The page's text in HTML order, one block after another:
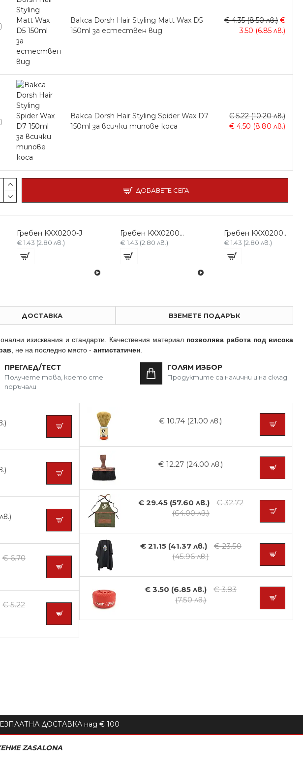
Вакса Dorsh Hair Styling Matt Wax D5
150ml за естествен вид
€ 4.35 (8.50 лв.) €
3.50 (6.85 лв.)
Вакса Dorsh Hair Styling Spider Wax D7
150ml за всички типове коса
€ 5.22 (10.20 лв.)
€ 4.50 (8.80 лв.)
ДОБАВЕТЕ СЕГА
Гребен KXX0200-J
€ 1.43 (2.80 лв.)
Гребен KXX0200-L
€ 1.43 (2.80 лв.)
Гребен KXX0200-Z
€ 1.43 (2.80 лв.)
ДОСТАВКА ВЗЕМЕТЕ ПОДАРЪК
изисквания и стандарти. Качествения материал позволява работа под висока
, не на последно място - антистатичен
ПРЕГЛЕД/ТЕСТ
Получете това, което сте
поръчали
ГОЛЯМ ИЗБОР
Продуктите са налични и на склад
€ 6.70
€ 5.22
€ 10.74 (21.00 лв.)
€ 12.27 (24.00 лв.)
€ 29.45 (57.60 лв.)
€ 32.72
(64.00 лв.)
€ 21.15 (41.37 лв.)
€ 23.50
(45.96 лв.)
€ 3.50 (6.85 лв.)
€ 3.83
(7.50 лв.)
ДОСТАВКА над € 100
ZASALONA